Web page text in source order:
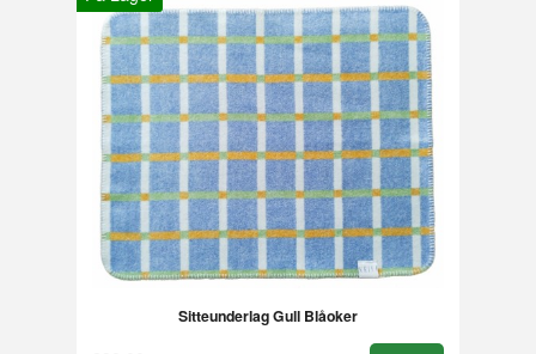
Sitteunderlag Gull Blåoker